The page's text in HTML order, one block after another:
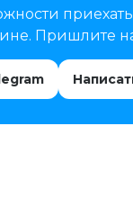
Пришлите